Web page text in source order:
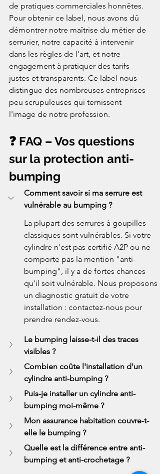
de pratiques commerciales honnêtes.
Pour obtenir ce label, nous avons dû
démontrer notre maîtrise du métier de
serrurier, notre capacité à intervenir
dans les règles de l'art, et notre
engagement à pratiquer des tarifs
justes et transparents. Ce label nous
distingue des nombreuses entreprises
peu scrupuleuses qui ternissent
l'image de notre profession.
❓ FAQ – Vos questions
sur la protection anti-
bumping
Comment savoir si ma serrure est
vulnérable au bumping ?
La plupart des serrures à goupilles
classiques sont vulnérables. Si votre
cylindre n'est pas certifié A2P ou ne
comporte pas la mention "anti-
bumping", il y a de fortes chances
qu'il soit vulnérable. Nous proposons
un diagnostic gratuit de votre
installation : contactez-nous pour
prendre rendez-vous.
Le bumping laisse-t-il des traces
visibles ?
Combien coûte l'installation d'un
cylindre anti-bumping ?
Puis-je installer un cylindre anti-
bumping moi-même ?
Mon assurance habitation couvre-t-
elle le bumping ?
Quelle est la différence entre anti-
bumping et anti-crochetage ?